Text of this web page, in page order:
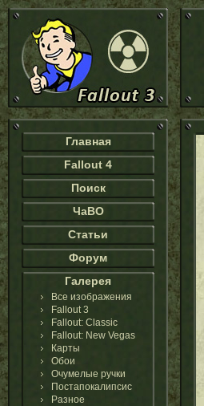
Главная
Fallout 4
Поиск
ЧаВО
Статьи
Форум
Галерея
Все изображения
Fallout 3
Fallout: Classic
Fallout: New Vegas
Карты
Обои
Очумелые ручки
Постапокалипсис
Разное